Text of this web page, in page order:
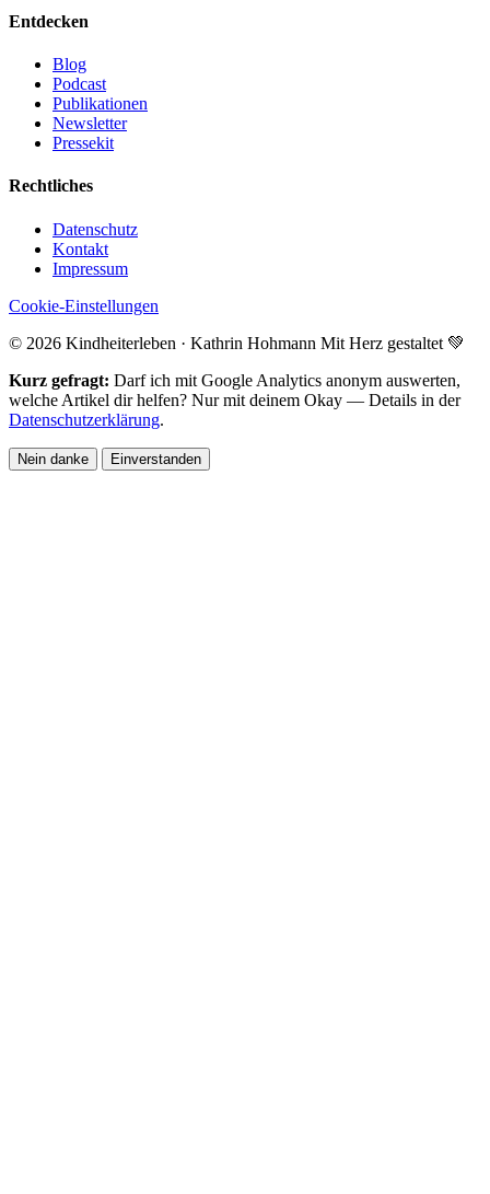
Entdecken
Blog
Podcast
Publikationen
Newsletter
Pressekit
Rechtliches
Datenschutz
Kontakt
Impressum
Cookie-Einstellungen
© 2026 Kindheiterleben · Kathrin Hohmann Mit Herz gestaltet 💚
Kurz gefragt: Darf ich mit Google Analytics anonym auswerten,
welche Artikel dir helfen? Nur mit deinem Okay — Details in der
Datenschutzerklärung.
Nein danke Einverstanden